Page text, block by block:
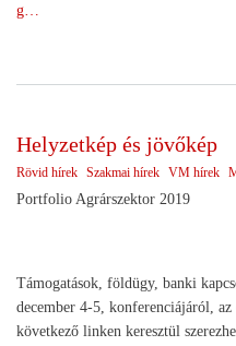
g…
Helyzetkép és jövőkép
Rövid hírek Szakmai hírek VM hírek
Portfolio Agrárszektor 2019
Támogatások, földügy, banki
december 4-5, konferenciájáról,
következő linken keresztül